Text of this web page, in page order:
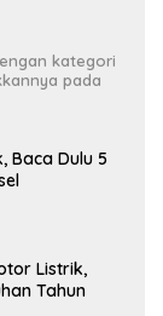
kategori
pada
Baca Dulu 5
Listrik,
Tahun